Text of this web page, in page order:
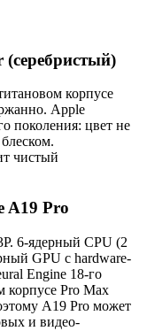
(серебристый)
корпусе
Apple
поколения: цвет не
чистый
A19 Pro
6-ядерный CPU (2
GPU с hardware-
Engine 18-го
корпусе Pro Max
A19 Pro может
и видео-